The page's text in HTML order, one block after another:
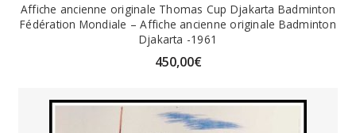
Affiche ancienne originale Thomas Cup Djakarta Badminton
Fédération Mondiale – Affiche ancienne originale Badminton
Djakarta -1961
450,00€